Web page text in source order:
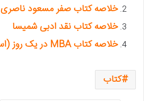
خلاصه کتاب صفر مسعود ناصری
خلاصه کتاب نقد ادبی شمیسا
خلاصه کتاب MBA در یک روز (استیون استرالسر)
کتاب